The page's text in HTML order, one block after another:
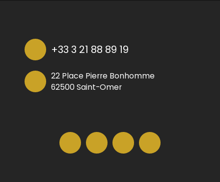
+33 3 21 88 89 19
22 Place Pierre Bonhomme
62500 Saint-Omer